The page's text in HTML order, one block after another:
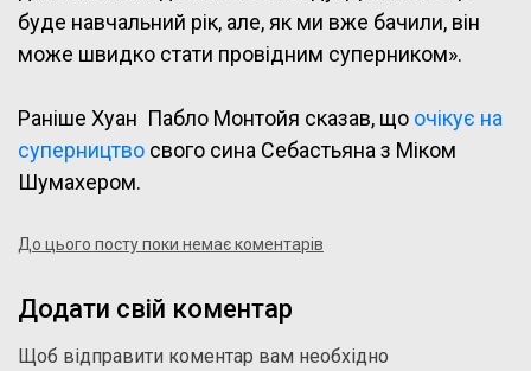
буде навчальний рік, але, як ми вже бачили, він
може швидко стати провідним суперником».
Раніше Хуан Пабло Монтойя сказав, що очікує на
суперництво свого сина Себастьяна з Міком
Шумахером.
До цього посту поки немає коментарів
Додати свій коментар
Щоб відправити коментар вам необхідно